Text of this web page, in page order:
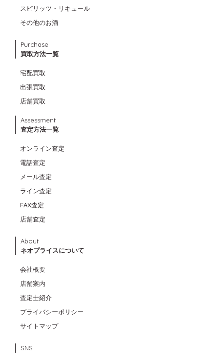
スピリッツ・リキュール
その他のお酒
Purchase
買取方法一覧
宅配買取
出張買取
店舗買取
Assessment
査定方法一覧
オンライン査定
電話査定
メール査定
ライン査定
FAX査定
店舗査定
About
ネオプライスについて
会社概要
店舗案内
査定士紹介
プライバシーポリシー
サイトマップ
SNS